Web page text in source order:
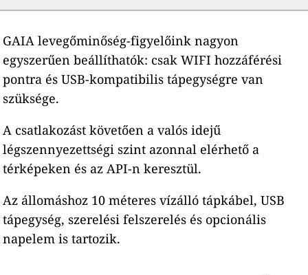
GAIA levegőminőség-figyelőink nagyon
egyszerűen beállíthatók: csak WIFI hozzáférési
pontra és USB-kompatibilis tápegységre van
szüksége.
A csatlakozást követően a valós idejű
légszennyezettségi szint azonnal elérhető a
térképeken és az API-n keresztül.
Az állomáshoz 10 méteres vízálló tápkábel, USB
tápegység, szerelési felszerelés és opcionális
napelem is tartozik.